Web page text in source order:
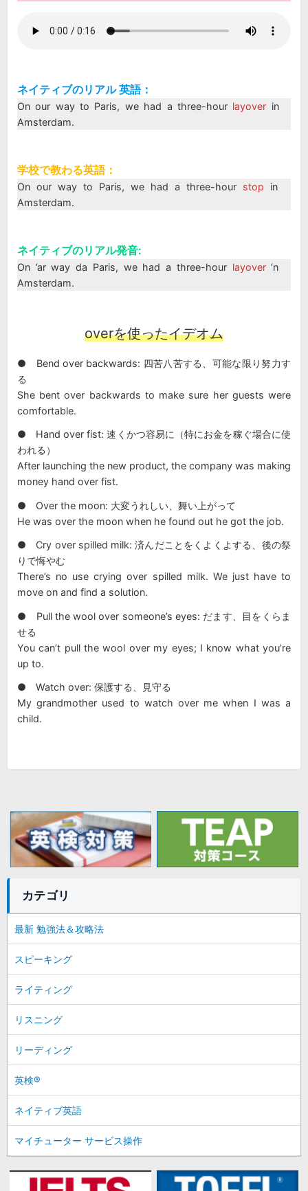
ネイティブのリアル 英語：
On our way to Paris, we had a three-hourlayover in
Amsterdam.
学校で教わる英語：
On our way to Paris, we had a three-hour stop in
Amsterdam.
ネイティブのリアル発音:
On ’ar way da Paris, we had a three-hour layover’n
Amsterdam.
overを使ったイデオム
● Bend over backwards: 四苦八苦する、可能な限り努力す
る
She bent over backwards to make sure her guests were
comfortable.
● Hand over fist: 速くかつ容易に（特にお金を稼ぐ場合に使
われる）
After launching the new product, the company was making
money hand over fist.
● Over the moon: 大変うれしい、舞い上がって
He was over the moon when he found out he got the job.
● Cry over spilled milk: 済んだことをくよくよする、後の祭
りで悔やむ
There’s no use crying over spilled milk. We just have to
move on and find a solution.
● Pull the wool over someone’s eyes: だます、目をくらま
せる
You can’t pull the wool over my eyes; I know what you’re
up to.
● Watch over: 保護する、見守る
My grandmother used to watch over me when I was a
child.
カテゴリ
最新 勉強法＆攻略法
スピーキング
ライティング
リスニング
リーディング
英検®
ネイティブ英語
マイチューター サービス操作